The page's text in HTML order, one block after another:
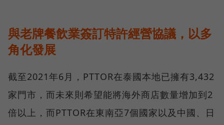
與老牌餐飲業簽訂特許經營協議，以多
角化發展
截至2021年6月，PTTOR在泰國本地已擁有3,432
家門市，而未來則希望能將海外商店數量增加到2
倍以上，而PTTOR在東南亞7個國家以及中國、日